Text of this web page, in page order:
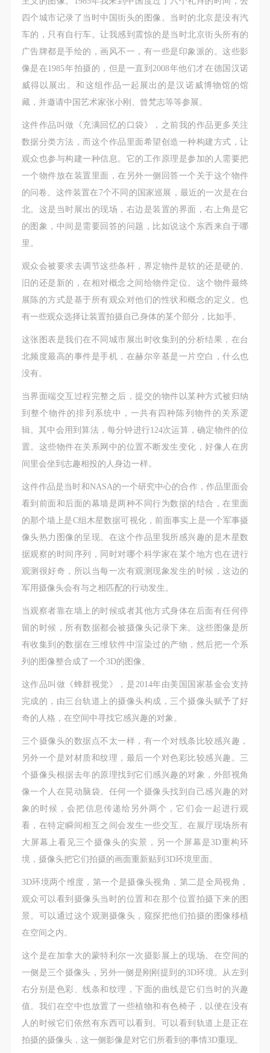
四个城市记录了当时中国街头的图像。当时的北京是没有汽
车的，只有自行车。让我感到震惊的是当时北京街头所有的
广告牌都是手绘的，画风不一，有一些是印象派的。这些影
像是在1985年拍摄的，但是一直到2008年他们才在德国汉诺
威得以展出。和这组作品一起展出的是汉诺威博物馆的馆
藏，并邀请中国艺术家张小刚、曾梵志等等参展。
这件作品叫做《充满回忆的口袋》，之前我的作品更多关注
数据分类方法，而这个作品里面希望创造一种构建方式，让
观众也参与构建一种信息。它的工作原理是参加的人需要把
一个物件放在装置里面，在另外一侧回答一个关于这个物件
的问卷。这件装置在7个不同的国家巡展，最近的一次是在台
北。这是当时展出的现场，右边是装置的界面，右上角是它
的图象，中间是需要回答的问题，比如说这个东西来自于哪
里。
观众会被要求去调节这些条杆，界定物件是软的还是硬的、
旧的还是新的，在相对概念之间给物件定位。这个物件最终
展陈的方式是基于所有观众对他们的性状和概念的定义。也
有一些观众选择让装置拍摄自己身体的某个部分，比如手。
这张图表是我们在不同城市展出时收集到的分析结果，在台
北频度最高的事件是手机，在赫尔辛基是一片空白，什么也
没有。
当界面端交互过程完整之后，提交的物件以某种方式被归纳
到整个物件的排列系统中，一共有四种陈列物件的关系逻
辑。其中会用到算法，每分钟进行124次运算，确定物件的位
置。这些物件在关系网中的位置不断发生变化，好像人在房
间里会坐到志趣相投的人身边一样。
这件作品是当时和NASA的一个研究中心的合作，作品里面会
看到前面和后面的幕墙是两种不同行为数据的结合，在里面
的那个墙上是C组木星数据可视化，前面事实上是一个军事摄
像头热力图像的呈现。在这个作品里我所感兴趣的是木星数
据观察的时间序列，同时对哪个科学家在某个地方也在进行
观测很好奇，所以当每一次有观测现象发生的时候，这边的
军用摄像头会有与之相匹配的行动发生。
当观察者靠在墙上的时候或者其他方式身体在后面有任何停
留的时候，所有数据都会被摄像头记录下来。这些图像是所
有收集到的数据在三维软件中渲染过的产物，然后把一个系
列的图像整合成了一个3D的图像。
这作品叫做《蜂群视觉》，是2014年由美国国家基金会支持
完成的，由三台轨道上的摄像头构成，三个摄像头赋予了好
奇的人格，在空间中寻找它感兴趣的对象。
三个摄像头的数据点不太一样，有一个对线条比较感兴趣，
另外一个是对材质和纹理，最后一个对色彩比较感兴趣。三
个摄像头根据去年的原理找到它们感兴趣的对象，外部视角
像一个人在晃动脑袋。任何一个摄像头找到自己感兴趣的对
象的时候，会把信息传递给另外两个，它们会一起进行观
看，在特定瞬间相互之间会发生一些交互。在展厅现场所有
大屏幕上看见三个摄像头的实景，另一个屏幕是3D重构环
境，摄像头把它们拍摄的画面重新贴到3D环境里面。
3D环境两个维度，第一个是摄像头视角，第二是全局视角，
观众可以看到摄像头当时的位置和在那个位置拍摄下来的图
景。可以通过这个观测摄像头，窥探把他们拍摄的图像移植
在空间之内。
这个是在加拿大的蒙特利尔一次摄影展上的现场。在空间的
一侧是三个摄像头，另外一侧是刚刚提到的3D环境。从左到
右分别是色彩、线条和纹理，下面的曲线是它们当时的兴趣
值。我们在空中也放置了一些植物和有色椅子，以便在没有
人的时候它们依然有东西可以看到。可以看到轨道上是正在
拍摄的摄像头，这一侧影像是对它们所看到的事情3D重现。
验证码
登录
可使用雅昌艺术网会员账户登录